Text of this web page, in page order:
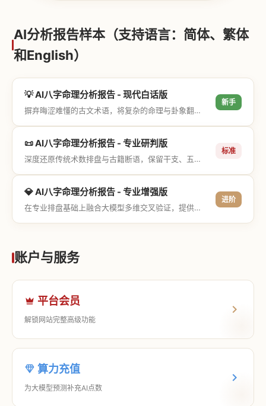
AI分析报告样本（支持语言：简体、繁体
和English）
💡 AI八字命理分析报告 - 现代白话版
摒弃晦涩难懂的古文术语，将复杂的命理与卦象翻译成通俗易懂的现代大白话，直击结果与生活建议，零门槛轻松阅读。
新手
📜 AI八字命理分析报告 - 专业研判版
深度还原传统术数排盘与古籍断语，保留干支、五行与神煞等专业术语，适合追求严谨考证与具备易学基础的用户。
标准
💎 AI八字命理分析报告 - 专业增强版
在专业排盘基础上融合大模型多维交叉验证，提供更详尽的流年推演、应期运筹、象意深度剖析，以及全方位的运筹决策指导。
进阶
账户与服务
平台会员
解锁网站完整高级功能
算力充值
为大模型预测补充AI点数